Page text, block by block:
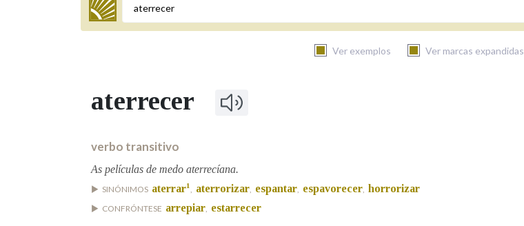
Termo a buscar
Ver exemplos Ver marcas expandidas
BUSCAR NOS LEMAS
Remata por Nos exemplos
aterrecer
verbo transitivo
As películas de medo aterrecíana.
SINÓNIMOS aterrar1, aterrorizar, espantar, espavorecer, horrorizar
CONFRÓNTESE arrepiar, estarrecer